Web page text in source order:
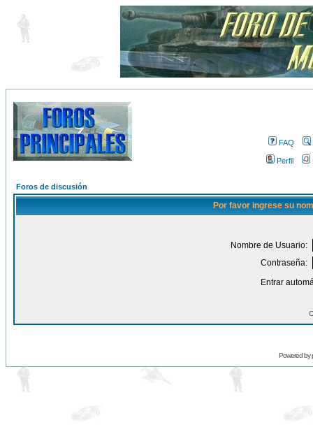
FAQ
Perfil
Foros de discusión
Por favor ingrese su
Nombre de Usuario:
Contraseña:
Entrar
Powered by